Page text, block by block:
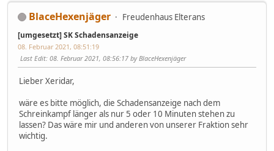
BlaceHexenjäger Freudenhaus Elterans
[umgesetzt] SK Schadensanzeige
08. Februar 2021, 08:51:19
Last Edit: 08. Februar 2021, 08:56:17 by BlaceHexenjäger
Lieber Xeridar,
wäre es bitte möglich, die Schadensanzeige nach dem
Schreinkampf länger als nur 5 oder 10 Minuten stehen zu
lassen? Das wäre mir und anderen von unserer Fraktion sehr
wichtig.